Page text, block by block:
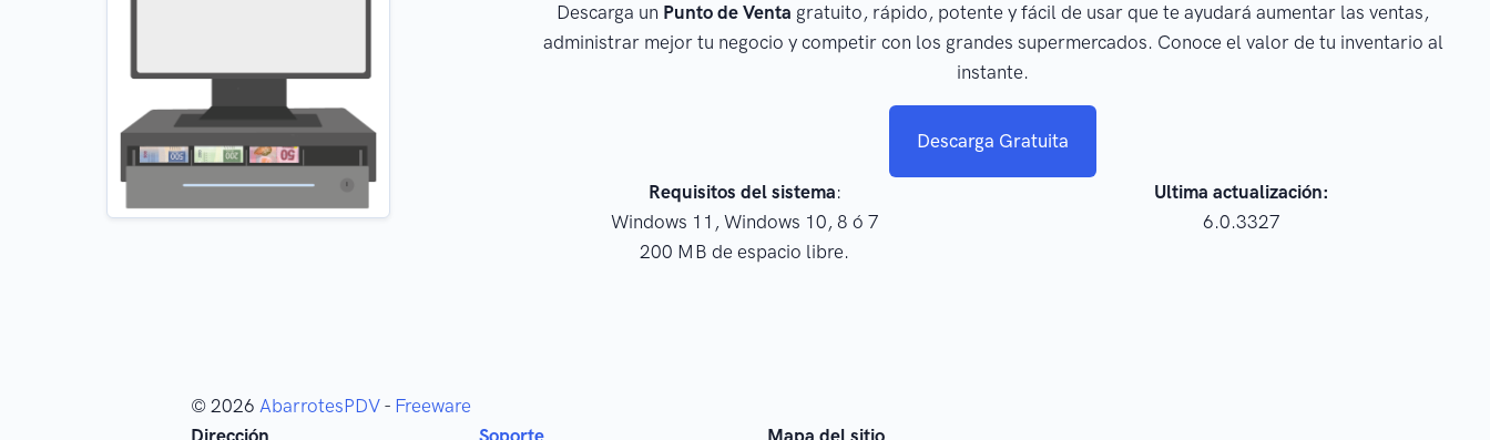
Descarga un Punto de Venta gratuito, rápido, potente y fácil de usar que te ayudará aumentar las ventas,
administrar mejor tu negocio y competir con los grandes supermercados. Conoce el valor de tu inventario al
instante.
Descarga Gratuita
Requisitos del sistema:
Windows 11, Windows 10, 8 ó 7
200 MB de espacio libre.
Ultima actualización:
6.0.3327
© 2026 AbarrotesPDV - Freeware
Dirección
Soporte Mapa del sitio